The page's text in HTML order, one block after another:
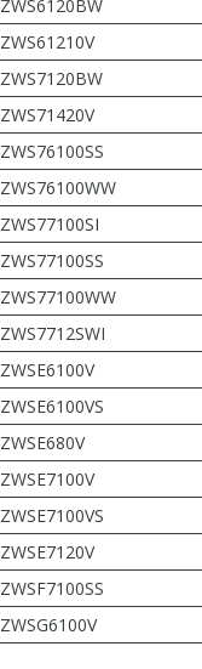
ZWS6120BW
ZWS61210V
ZWS7120BW
ZWS71420V
ZWS76100SS
ZWS76100WW
ZWS77100SI
ZWS77100SS
ZWS77100WW
ZWS7712SWI
ZWSE6100V
ZWSE6100VS
ZWSE680V
ZWSE7100V
ZWSE7100VS
ZWSE7120V
ZWSF7100SS
ZWSG6100V